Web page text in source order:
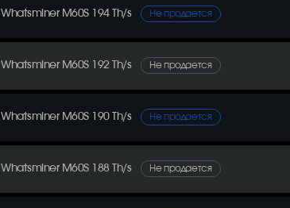
Whatsminer M60S 194 Th/s Не продается
Whatsminer M60S 192 Th/s Не продается
Whatsminer M60S 190 Th/s Не продается
Whatsminer M60S 188 Th/s Не продается